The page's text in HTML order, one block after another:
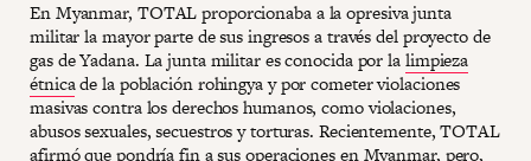
En Myanmar, TOTAL proporcionaba a la opresiva junta
militar la mayor parte de sus ingresos a través del proyecto de
gas de Yadana. La junta militar es conocida por lalimpieza
étnicade la población rohingya y por cometer violaciones
masivas contra los derechos humanos, como violaciones,
abusos sexuales, secuestros y torturas. Recientemente, TOTAL
afirmó que pondría fin a sus operaciones en Myanmar, pero,